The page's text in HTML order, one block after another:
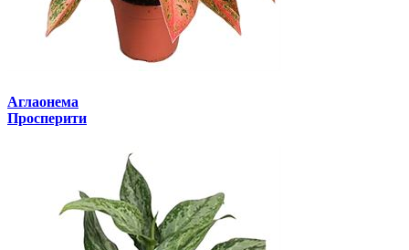
Аглаонема
Просперити